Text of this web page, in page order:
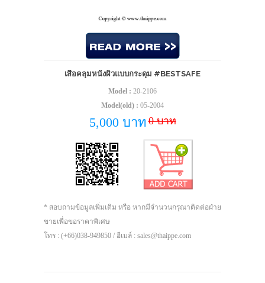
เสื้อคลุมหนังผิวแบบกระดุม #BESTSAFE
Model : 20-2106
Model(old) : 05-2004
5,000 บาท 0 บาท
* สอบถามข้อมูลเพิ่มเติม หรือ หากมีจำนวนกรุณาติดต่อฝ่าย
ขายเพื่อขอราคาพิเศษ
โทร : (+66)038-949850 / อีเมล์ : sales@thaippe.com